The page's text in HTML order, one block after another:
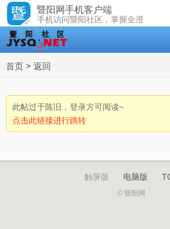
暨阳网手机客户端
手机访问暨阳社区，掌握全澄
首页 > 返回
此帖过于陈旧，登录方可阅读~
点击此链接进行跳转
触屏版 电脑版
© 暨阳网